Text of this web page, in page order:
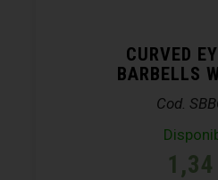
CURVED
BARBELLS
Cod.
1,34